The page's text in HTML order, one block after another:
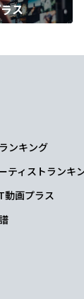
ス
ンキング
ティストランキ
動画プラス